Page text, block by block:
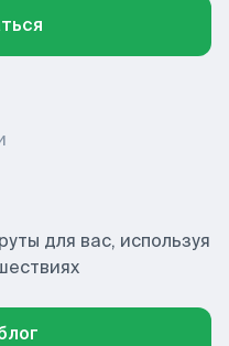
для вас, используя